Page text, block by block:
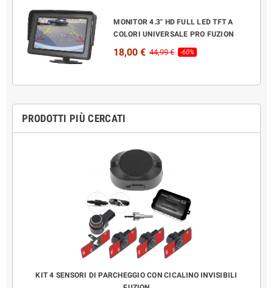
MONITOR 4.3" HD FULL LED TFT A
COLORI UNIVERSALE PRO FUZION
18,00 € 44,99 € -60%
PRODOTTI PIÙ CERCATI
KIT 4 SENSORI DI PARCHEGGIO CON CICALINO INVISIBILI